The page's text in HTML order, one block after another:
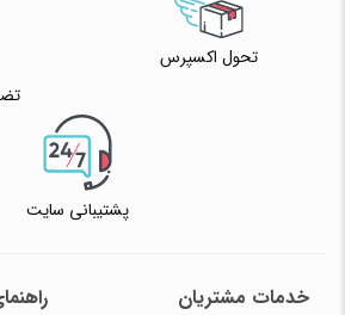
تحول اکسپرس
پشتیبانی سایت
خدمات مشتریان